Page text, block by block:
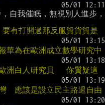
自我催眠，無視別人進步，
有打開過那反服貿貨貿是
為在歐洲成立數學研究中
洲白人研究員   你質疑這
應該是設立民主路過自由